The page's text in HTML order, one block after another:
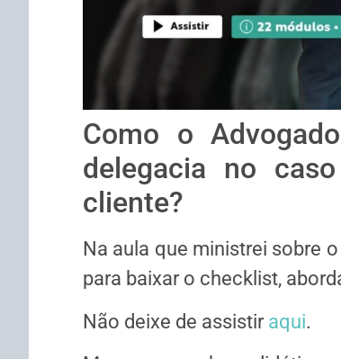
Como o
delegacia no
cliente?
Na aula que ministrei sobre
para baixar o checklist,
Não deixe de assistir aqui.